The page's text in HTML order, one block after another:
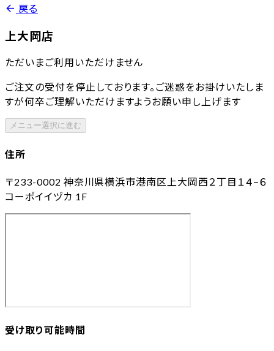
arrow_back 戻る
上大岡店
ただいまご利用いただけません
ご注文の受付を停止しております。ご迷惑をお掛けいたしま
すが何卒ご理解いただけますようお願い申し上げます
メニュー選択に進む
住所
〒233-0002 神奈川県横浜市港南区上大岡西２丁目１４−６
コーポイイヅカ 1F
受け取り可能時間